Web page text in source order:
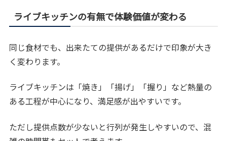
ライブキッチンの有無で体験価値が変わる
同じ食材でも、出来たての提供があるだけで印象が大き
く変わります。
ライブキッチンは「焼き」「揚げ」「握り」など熱量の
ある工程が中心になり、満足感が出やすいです。
ただし提供点数が少ないと行列が発生しやすいので、混